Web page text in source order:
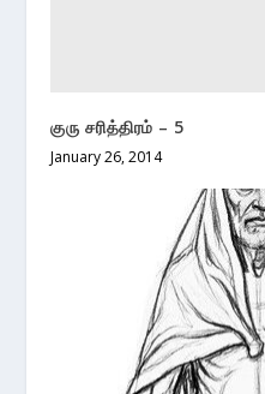
குரு சரித்திரம் – 5
January 26, 2014